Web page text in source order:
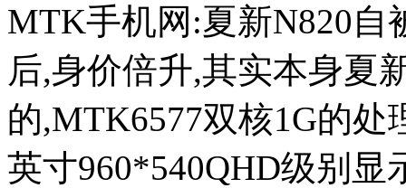
MTK手机网:夏新N820自
后,身价倍升,其实本身夏
的,MTK6577双核1G的处
英寸960*540QHD级别显